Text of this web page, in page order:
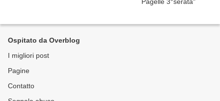
Ospitato da Overblog
I migliori post
Pagine
Contatto